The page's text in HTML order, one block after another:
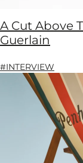
A Cut Above
Guerlain
#INTERVIEW